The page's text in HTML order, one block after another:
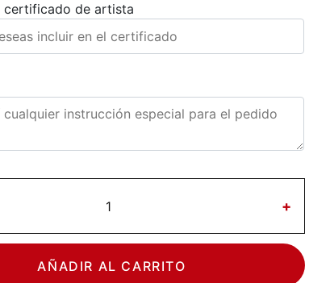
certificado de artista
+
AÑADIR AL CARRITO